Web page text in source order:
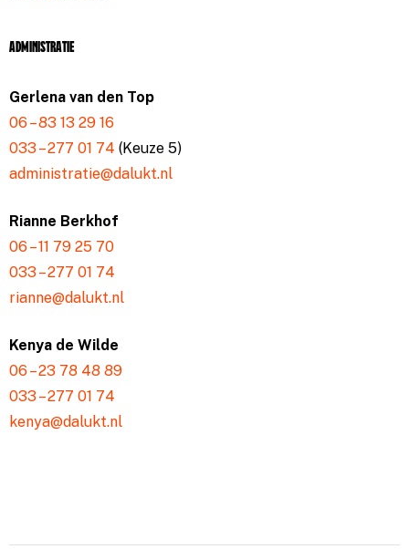
Administratie
Gerlena van den Top
06 – 83 13 29 16
033 – 277 01 74 (Keuze 5)
administratie@dalukt.nl
Rianne Berkhof
06 – 11 79 25 70
033 – 277 01 74
rianne@dalukt.nl
Kenya de Wilde
06 – 23 78 48 89
033 – 277 01 74
kenya@dalukt.nl